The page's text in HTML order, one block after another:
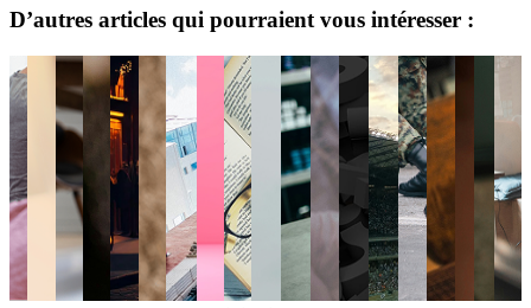
D’autres articles qui pourraient vous intéresser :